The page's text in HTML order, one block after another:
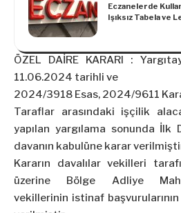
Eczanelerde
Işıksız Tabela ve
ÖZEL DAİRE KARARI :
11.06.2024 tarihli ve
2024/3918 Esas, 2024/9611
Taraflar arasındaki işçilik
yapılan yargılama sonunda İlk
davanın kabulüne karar
Kararın davalılar vekilleri
üzerine Bölge Adliye
vekillerinin istinaf